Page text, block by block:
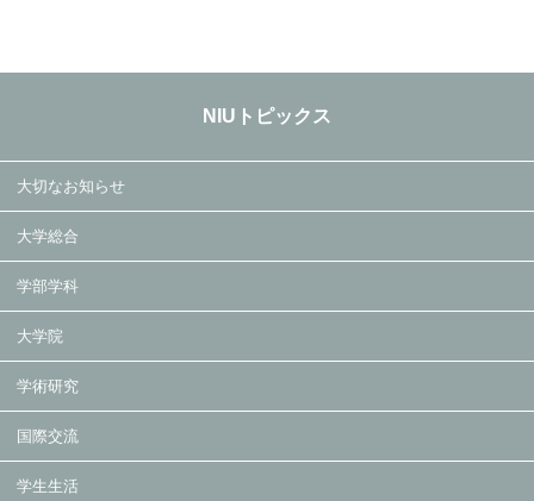
NIUトピックス
大切なお知らせ
大学総合
学部学科
大学院
学術研究
国際交流
学生生活